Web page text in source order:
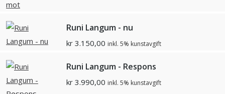
Runi Langum - nu
kr 3.150,00 inkl. 5% kunstavgift
Runi Langum - Respons
kr 3.990,00 inkl. 5% kunstavgift